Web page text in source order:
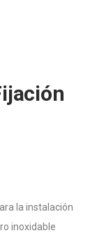
la instalación
inoxidable